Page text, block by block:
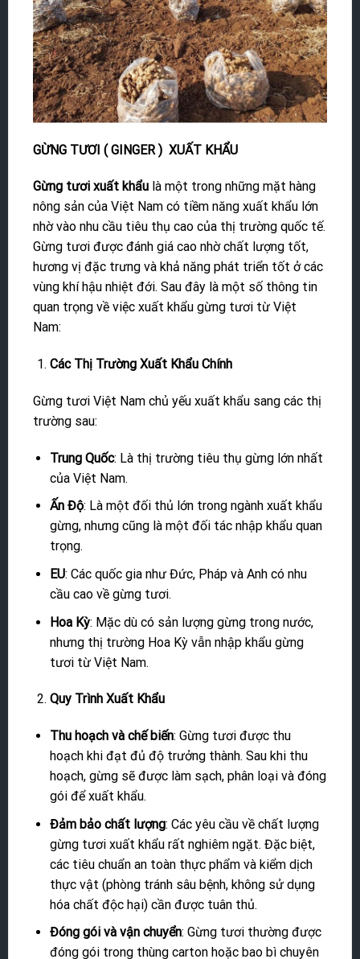
GỪNG TƯƠI ( GINGER ) XUẤT KHẨU
Gừng tươi xuất khẩu là một trong những mặt hàng
nông sản của Việt Nam có tiềm năng xuất khẩu lớn
nhờ vào nhu cầu tiêu thụ cao của thị trường quốc tế.
Gừng tươi được đánh giá cao nhờ chất lượng tốt,
hương vị đặc trưng và khả năng phát triển tốt ở các
vùng khí hậu nhiệt đới. Sau đây là một số thông tin
quan trọng về việc xuất khẩu gừng tươi từ Việt
Nam:
Các Thị Trường Xuất Khẩu Chính
Gừng tươi Việt Nam chủ yếu xuất khẩu sang các thị
trường sau:
Trung Quốc: Là thị trường tiêu thụ gừng lớn nhất
của Việt Nam.
Ấn Độ: Là một đối thủ lớn trong ngành xuất khẩu
gừng, nhưng cũng là một đối tác nhập khẩu quan
trọng.
EU: Các quốc gia như Đức, Pháp và Anh có nhu
cầu cao về gừng tươi.
Hoa Kỳ: Mặc dù có sản lượng gừng trong nước,
nhưng thị trường Hoa Kỳ vẫn nhập khẩu gừng
tươi từ Việt Nam.
Quy Trình Xuất Khẩu
Thu hoạch và chế biến: Gừng tươi được thu
hoạch khi đạt đủ độ trưởng thành. Sau khi thu
hoạch, gừng sẽ được làm sạch, phân loại và đóng
gói để xuất khẩu.
Đảm bảo chất lượng: Các yêu cầu về chất lượng
gừng tươi xuất khẩu rất nghiêm ngặt. Đặc biệt,
các tiêu chuẩn an toàn thực phẩm và kiểm dịch
thực vật (phòng tránh sâu bệnh, không sử dụng
hóa chất độc hại) cần được tuân thủ.
Đóng gói và vận chuyển: Gừng tươi thường được
đóng gói trong thùng carton hoặc bao bì chuyên